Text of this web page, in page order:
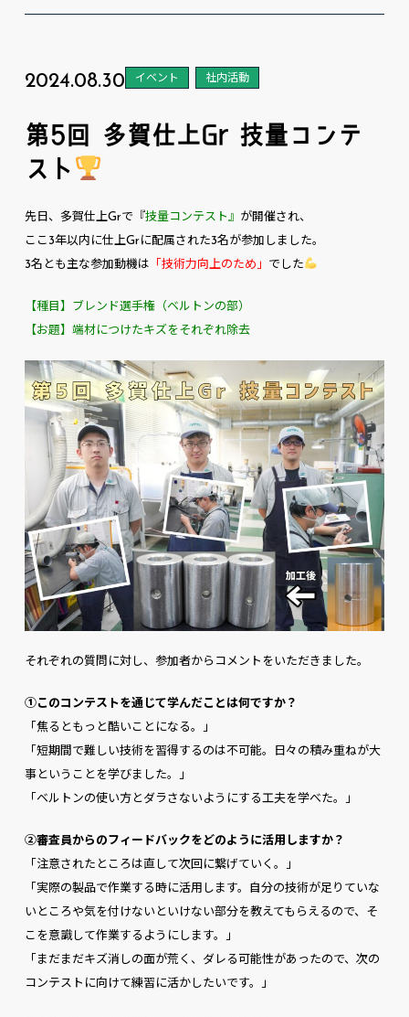
2024.08.30 イベント 社内活動
第5回 多賀仕上Gr 技量コンテ
スト
先日、多賀仕上Grで『技量コンテスト』 が開催され、
ここ3年以内に仕上Grに配属された3名が参加しました。
3名とも主な参加動機は 「技術力向上のため」 でした
【種目】ブレンド選手権（ベルトンの部）
【お題】端材につけたキズをそれぞれ除去
それぞれの質問に対し、参加者からコメントをいただきました。
①このコンテストを通じて学んだことは何ですか？
「焦るともっと酷いことになる。」
「短期間で難しい技術を習得するのは不可能。日々の積み重ねが大
事ということを学びました。」
「ベルトンの使い方とダラさないようにする工夫を学べた。」
②審査員からのフィードバックをどのように活用しますか？
「注意されたところは直して次回に繋げていく。」
「実際の製品で作業する時に活用します。自分の技術が足りていな
いところや気を付けないといけない部分を教えてもらえるので、そ
こを意識して作業するようにします。」
「まだまだキズ消しの面が荒く、ダレる可能性があったので、次の
コンテストに向けて練習に活かしたいです。」